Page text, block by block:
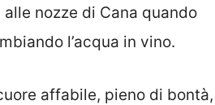
alle nozze di Cana quando
l’acqua in vino.
affabile, pieno di bontà,